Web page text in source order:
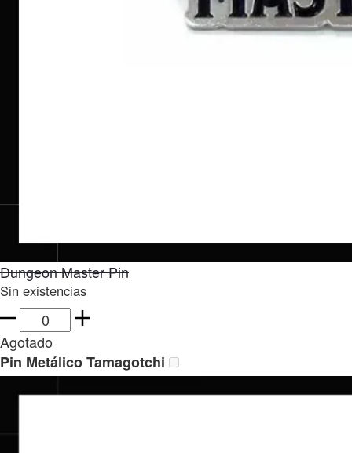
Dungeon Master Pin
Sin existencias
Dungeon
Master
Pin
cantidad
Agotado
Pin Metálico Tamagotchi